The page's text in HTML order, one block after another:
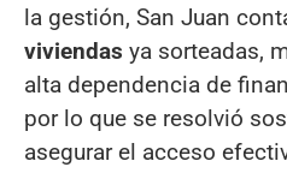
la gestión, San Juan
viviendas ya sorteadas,
alta dependencia de
por lo que se resolvió
asegurar el acceso